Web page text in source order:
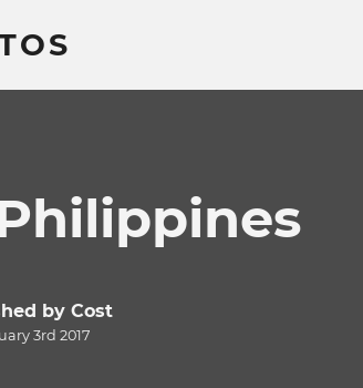
by Cost
3rd 2017